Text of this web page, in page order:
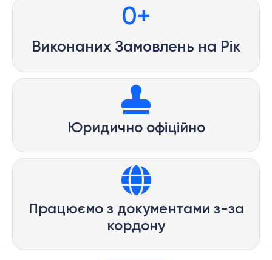
Виконаних Замовлень на Рік
0+
Юридично офіційно
Працюємо з документами з-за
кордону